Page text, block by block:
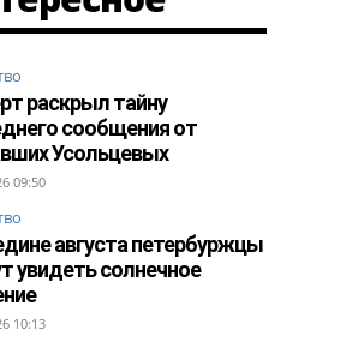
раскрыл тайну
сообщения от
Усольцевых
09:50
августа петербуржцы
увидеть солнечное
10:13